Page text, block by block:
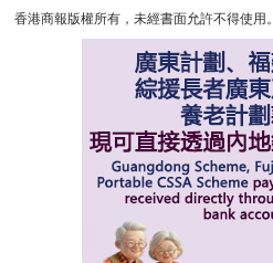
香港商報版權所有，未經書面允許不得使用。